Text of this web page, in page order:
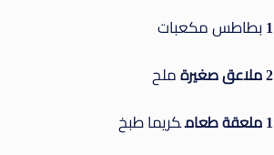
1 بطاطس مكعبات
2 ملاعق صغيرة ملح
1 ملعقة طعام كريما طبخ